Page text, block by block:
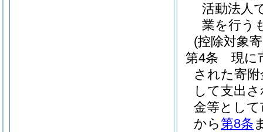
活動法人
業を行う
(控除対象
第4条
現に
された寄
して支出
金等とし
から第8条